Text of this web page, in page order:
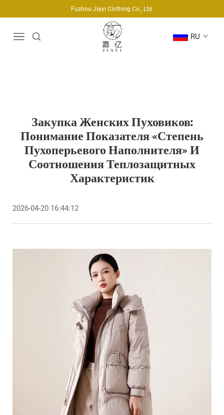
Fuzhou Jiayi Clothing Co., Ltd.
RU
Закупка Женских Пуховиков:
Понимание Показателя «степень
Пухоперьевого Наполнителя» И
Соотношения Теплозащитных
Характеристик
2026-04-20 16:44:12